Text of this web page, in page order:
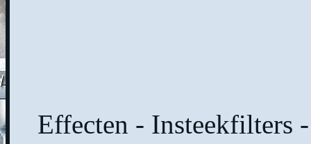
Effecten - Insteekfilters